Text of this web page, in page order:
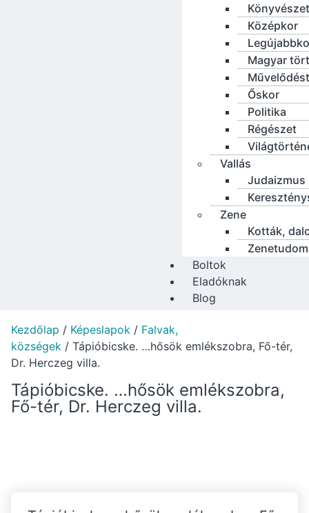
Könyvészet
Középkor
Magyar
Őskor
Politika
Régészet
Vallás
Judaizmus
Zene
Kották,
Boltok
Eladóknak
Blog
Kezdőlap / Képeslapok / Falvak,
községek / Tápióbicske. …hősök emlékszobra, Fő-tér,
Dr. Herczeg villa.
Tápióbicske. …hősök emlékszobra,
Fő-tér, Dr. Herczeg villa.